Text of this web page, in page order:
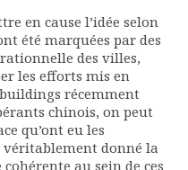
en cause l’idée selon
été marquées par des
des villes,
les efforts mis en
récemment
chinois, on peut
qu’ont eu les
donné la
au sein de ces